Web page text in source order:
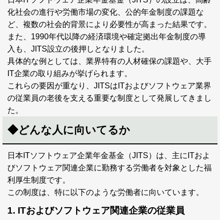
化社会の進行や労働市場の変化、公的年金制度の課題な
ど、複数の社会的背景により必要性が高まった結果です。
また、1990年代以降の経済環境や確定拠出年金制度の導
入も、JITS設立の後押しとなりました。
具体的な例としては、業界特有の人材確保の課題や、大手
IT企業の取り組みが挙げられます。
これらの要因が重なり、JITSはITおよびソフトウェア業界
の従業員の老後を支える重要な制度として発展してきまし
た。
◆どんな人に向いてるか
日本ITソフトウェア企業年金基金（JITS）は、主にITおよ
びソフトウェア関連企業に勤務する労働者を対象とした福
利厚生制度です。
この制度は、特に以下のような労働者に向いています。
1. ITおよびソフトウェア関連企業の従業員